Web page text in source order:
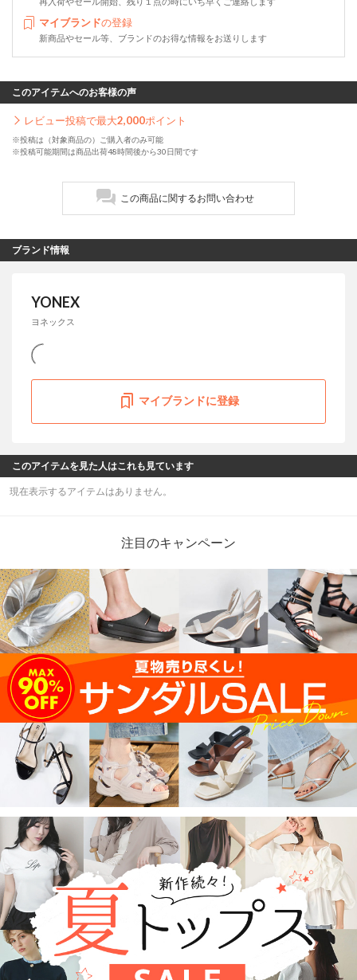
マイブランドの登録
新商品やセール等、ブランドのお得な情報をお送りします
このアイテムへのお客様の声
レビュー投稿で最大2,000ポイント
※投稿は（対象商品の）ご購入者のみ可能
※投稿可能期間は商品出荷48時間後から30日間です
この商品に関するお問い合わせ
ブランド情報
YONEX
ヨネックス
マイブランドに登録
このアイテムを見た人はこれも見ています
現在表示するアイテムはありません。
注目のキャンペーン